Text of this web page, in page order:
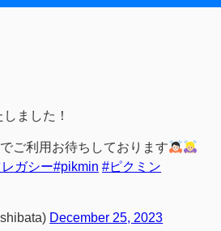
ました！
ご利用お待ちしております
ガシー#pikmin #ピクミン
December 25, 2023